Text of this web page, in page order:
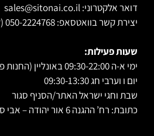
דואר אלקטרוני: sales@sitonai.co.il
יצירת קשר בוואטסאפ: 050-2224768 (לא בשבת וחגי ישראל)
שעות פעילות:
ימי א-ה 09:30-22:00 באונליין (החנות פעילה להגעה עד 19:00)
יום ו וערבי חג 09:30-13:30
שבת וחגי ישראל האתר/הסניף סגור
כתובת: רח’ ההגנה 6 אור יהודה – אבי סופר